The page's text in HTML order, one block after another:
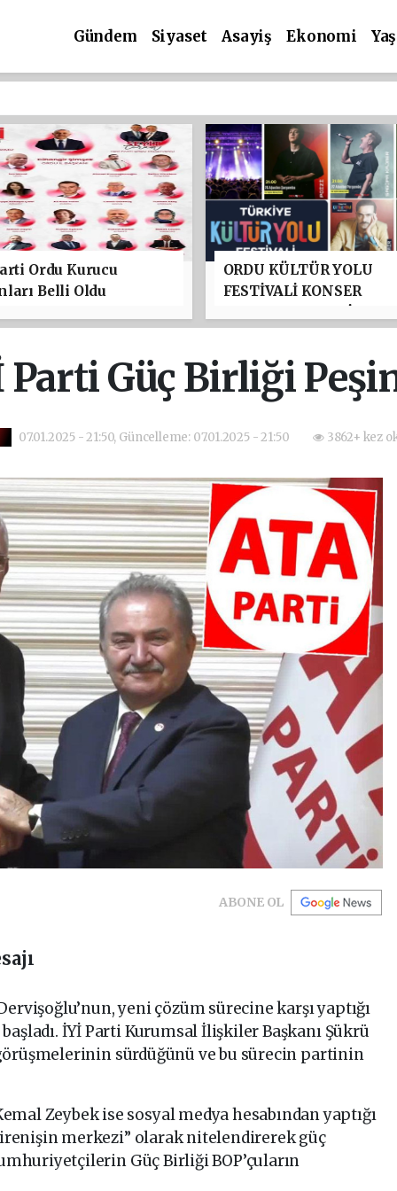
Gündem Siyaset Asayiş Ekonomi
Ordu Kurucu
Belli Oldu
ORDU KÜLTÜR YOLU
FESTİVALİ KONSER
TAYFUN GÜRSOY
Parti Güç Birliği
07.01.2025 - 21:50, Güncelleme: 07.01.2025 - 21:50 3862+ kez
ABONE OL
yeni çözüm sürecine karşı yaptığı
İYİ Parti Kurumsal İlişkiler Başkanı Şükrü
sürdüğünü ve bu sürecin partinin
Zeybek ise sosyal medya hesabından yaptığı
merkezi” olarak nitelendirerek güç
Güç Birliği BOP’çuların